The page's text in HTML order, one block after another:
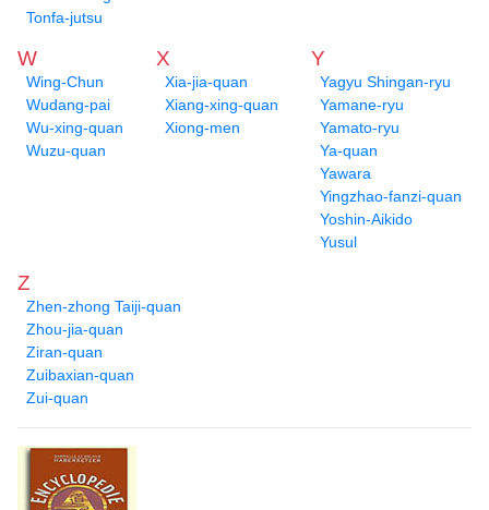
Tonfa-jutsu
W
Wing-Chun
Wudang-pai
Wu-xing-quan
Wuzu-quan
X
Xia-jia-quan
Xiang-xing-quan
Xiong-men
Y
Yagyu Shingan-ryu
Yamane-ryu
Yamato-ryu
Ya-quan
Yawara
Yingzhao-fanzi-quan
Yoshin-Aikido
Yusul
Z
Zhen-zhong Taiji-quan
Zhou-jia-quan
Ziran-quan
Zuibaxian-quan
Zui-quan